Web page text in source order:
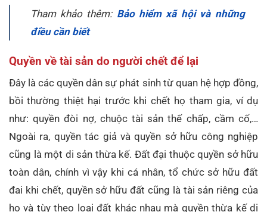
Tham khảo thêm: Bảo hiểm xã hội và những
điều cần biết
Quyền về tài sản do người chết để lại
Đây là các quyền dân sự phát sinh từ quan hệ hợp đồng,
bồi thường thiệt hại trước khi chết họ tham gia, ví dụ
như: quyền đòi nợ, chuộc tài sản thế chấp, cầm cố,…
Ngoài ra, quyền tác giả và quyền sở hữu công nghiệp
cũng là một di sản thừa kế. Đất đại thuộc quyền sở hữu
toàn dân, chính vì vậy khi cá nhân, tổ chức sở hữu đất
đai khi chết, quyền sở hữu đất cũng là tài sản riêng của
họ và tùy theo loại đất khác nhau mà quyền thừa kế di